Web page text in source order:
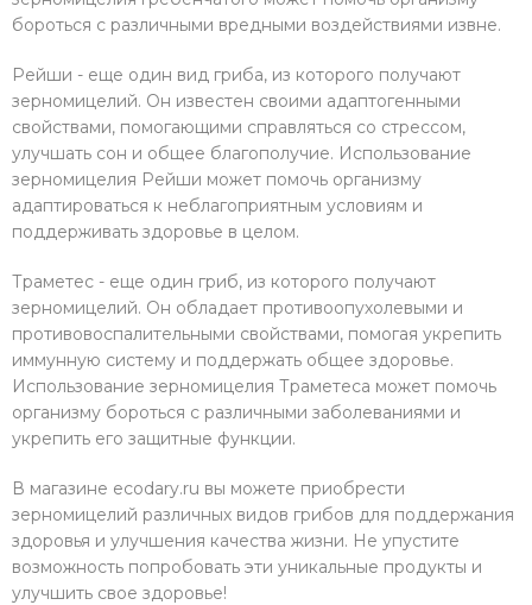
бороться с различными вредными воздействиями извне.
Рейши - еще один вид гриба, из которого получают
зерномицелий. Он известен своими адаптогенными
свойствами, помогающими справляться со стрессом,
улучшать сон и общее благополучие. Использование
зерномицелия Рейши может помочь организму
адаптироваться к неблагоприятным условиям и
поддерживать здоровье в целом.
Траметес - еще один гриб, из которого получают
зерномицелий. Он обладает противоопухолевыми и
противовоспалительными свойствами, помогая укрепить
иммунную систему и поддержать общее здоровье.
Использование зерномицелия Траметеса может помочь
организму бороться с различными заболеваниями и
укрепить его защитные функции.
В магазине ecodary.ru вы можете приобрести
зерномицелий различных видов грибов для поддержания
здоровья и улучшения качества жизни. Не упустите
возможность попробовать эти уникальные продукты и
улучшить свое здоровье!